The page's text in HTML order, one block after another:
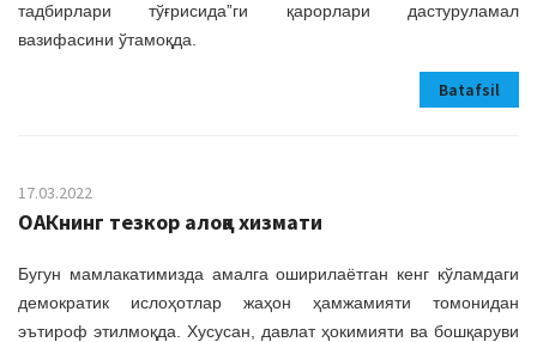
тадбирлари тўғрисида”ги қарорлари дастуруламал
вазифасини ўтамоқда.
Batafsil
17.03.2022
ОАКнинг тезкор алоқа хизмати
Бугун мамлакатимизда амалга оширилаётган кенг кўламдаги
демократик ислоҳотлар жаҳон ҳамжамияти томонидан
эътироф этилмоқда. Хусусан, давлат ҳокимияти ва бошқаруви